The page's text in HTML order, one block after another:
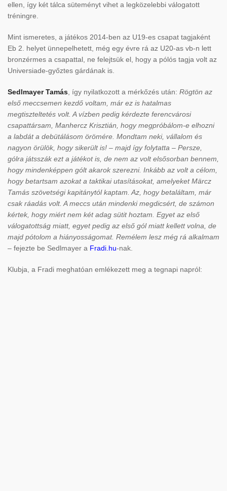
ellen, így két tálca süteményt vihet a legközelebbi válogatott
tréningre.
Mint ismeretes, a játékos 2014-ben az U19-es csapat tagjaként
Eb 2. helyet ünnepelhetett, még egy évre rá az U20-as vb-n lett
bronzérmes a csapattal, ne felejtsük el, hogy a pólós tagja volt az
Universiade-győztes gárdának is.
Sedlmayer Tamás, így nyilatkozott a mérkőzés után: Rögtön az
első meccsemen kezdő voltam, már ez is hatalmas
megtiszteltetés volt. A vízben pedig kérdezte ferencvárosi
csapattársam, Manhercz Krisztián, hogy megpróbálom-e elhozni
a labdát a debütálásom örömére. Mondtam neki, vállalom és
nagyon örülök, hogy sikerült is! – majd így folytatta – Persze,
gólra játsszák ezt a játékot is, de nem az volt elsősorban bennem,
hogy mindenképpen gólt akarok szerezni. Inkább az volt a célom,
hogy betartsam azokat a taktikai utasításokat, amelyeket Märcz
Tamás szövetségi kapitánytól kaptam. Az, hogy betaláltam, már
csak ráadás volt. A meccs után mindenki megdicsért, de számon
kértek, hogy miért nem két adag sütit hoztam. Egyet az első
válogatottság miatt, egyet pedig az első gól miatt kellett volna, de
majd pótolom a hiányosságomat. Remélem lesz még rá alkalmam
– fejezte be Sedlmayer a Fradi.hu-nak.
Klubja, a Fradi meghatóan emlékezett meg a tegnapi napról: